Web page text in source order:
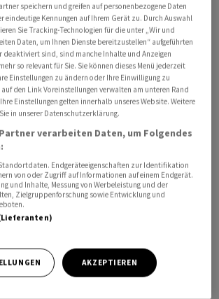
Montana Aerospacestieg im Vergleich
um gut 14 Prozent auf knapp 821
das Unternehmen am Donnerstag
der grössere Bereich Luftfahrt (+5,1
das kleinere Segment Energie (+14,4
zu.
nahm zu. So kletterte der
vor Abschreibungen und
auf 102 Millionen Euro nach 79
Die entsprechende
resultierte ein Gewinn von 6,4
speichern und greifen auf personenbezogene Daten
eindeutige Kennungen auf Ihrem Gerät zu. Durch Auswahl
Sie Tracking-Technologien für die unter „Wir und
Daten, um Ihnen Dienste bereitzustellen“ aufgeführten
deaktiviert sind, sind manche Inhalte und Anzeigen
so relevant für Sie. Sie können dieses Menü jederzeit
Einstellungen zu ändern oder Ihre Einwilligung zu
den Link Voreinstellungen verwalten am unteren Rand
Einstellungen gelten innerhalb unseres Website. Weitere
in unserer Datenschutzerklärung.
verarbeiten Daten, um Folgendes
Endgeräteeigenschaften zur Identifikation
von oder Zugriff auf Informationen auf einem Endgerät.
und Inhalte, Messung von Werbeleistung und der
Zielgruppenforschung sowie Entwicklung und
AKZEPTIEREN